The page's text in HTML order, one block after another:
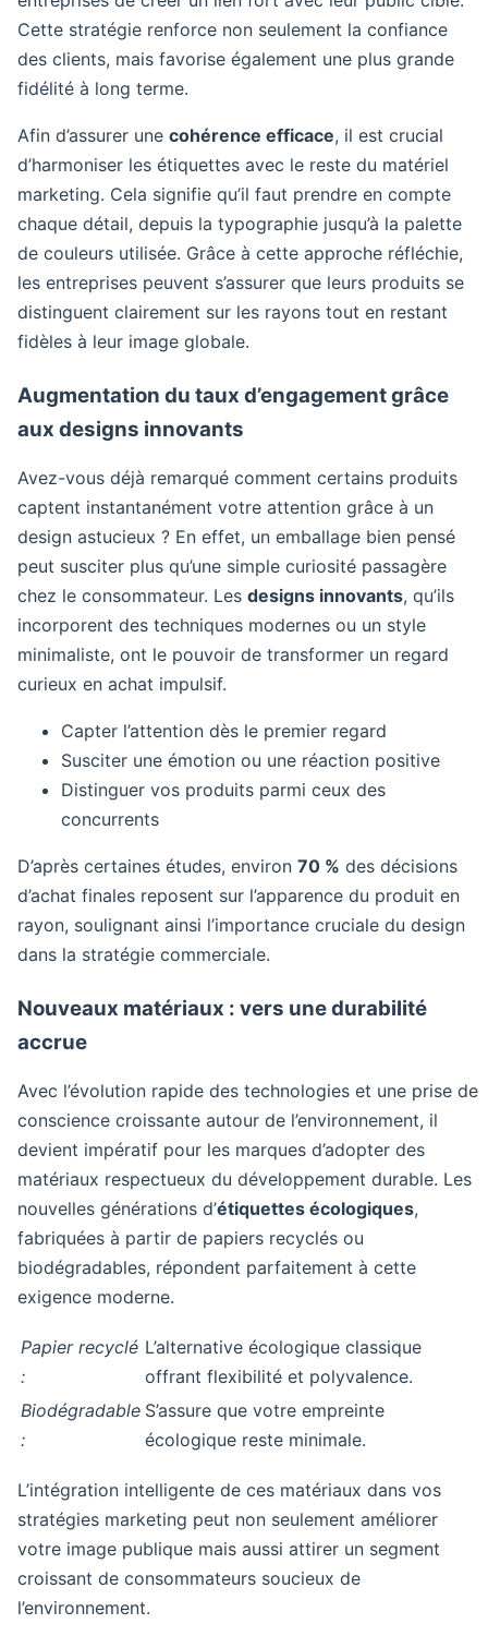
Cette stratégie renforce non seulement la confiance
des clients, mais favorise également une plus grande
fidélité à long terme.
Afin d’assurer une cohérence efficace, il est crucial
d’harmoniser les étiquettes avec le reste du matériel
marketing. Cela signifie qu’il faut prendre en compte
chaque détail, depuis la typographie jusqu’à la palette
de couleurs utilisée. Grâce à cette approche réfléchie,
les entreprises peuvent s’assurer que leurs produits se
distinguent clairement sur les rayons tout en restant
fidèles à leur image globale.
Augmentation du taux d’engagement grâce
aux designs innovants
Avez-vous déjà remarqué comment certains produits
captent instantanément votre attention grâce à un
design astucieux ? En effet, un emballage bien pensé
peut susciter plus qu’une simple curiosité passagère
chez le consommateur. Les designs innovants, qu’ils
incorporent des techniques modernes ou un style
minimaliste, ont le pouvoir de transformer un regard
curieux en achat impulsif.
Capter l’attention dès le premier regard
Susciter une émotion ou une réaction positive
Distinguer vos produits parmi ceux des
concurrents
D’après certaines études, environ 70 % des décisions
d’achat finales reposent sur l’apparence du produit en
rayon, soulignant ainsi l’importance cruciale du design
dans la stratégie commerciale.
Nouveaux matériaux : vers une durabilité
accrue
Avec l’évolution rapide des technologies et une prise de
conscience croissante autour de l’environnement, il
devient impératif pour les marques d’adopter des
matériaux respectueux du développement durable. Les
nouvelles générations d’étiquettes écologiques,
fabriquées à partir de papiers recyclés ou
biodégradables, répondent parfaitement à cette
exigence moderne.
Papier recyclé
:
L’alternative écologique classique
offrant flexibilité et polyvalence.
Biodégradable
:
S’assure que votre empreinte
écologique reste minimale.
L’intégration intelligente de ces matériaux dans vos
stratégies marketing peut non seulement améliorer
votre image publique mais aussi attirer un segment
croissant de consommateurs soucieux de
l’environnement.